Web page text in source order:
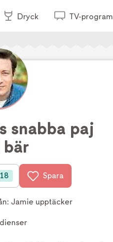
Dryck TV-program
snabba paj
bär
18 Spara
Jamie upptäcker